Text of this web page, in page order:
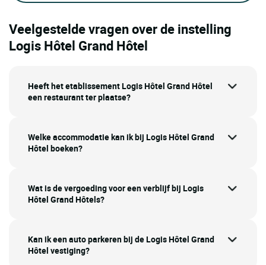
Veelgestelde vragen over de instelling
Logis Hôtel Grand Hôtel
Heeft het etablissement Logis Hôtel Grand Hôtel
een restaurant ter plaatse?
Welke accommodatie kan ik bij Logis Hôtel Grand
Hôtel boeken?
Wat is de vergoeding voor een verblijf bij Logis
Hôtel Grand Hôtels?
Kan ik een auto parkeren bij de Logis Hôtel Grand
Hôtel vestiging?